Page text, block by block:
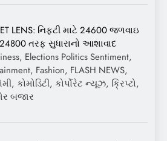
LENS: નિફ્ટી માટે 24600 જળવાઇ
તરફ સુધારાનો આશાવાદ
Elections Politics Sentiment,
Fashion, FLASH NEWS,
કોમોડિટી, કોર્પોરેટ ન્યૂઝ, ક્રિપ્ટો,
બજાર